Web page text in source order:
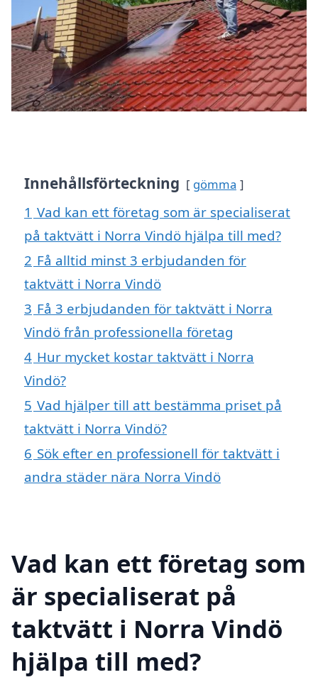
Innehållsförteckning gömma
1 Vad kan ett företag som är specialiserat
på taktvätt i Norra Vindö hjälpa till med?
2 Få alltid minst 3 erbjudanden för
taktvätt i Norra Vindö
3 Få 3 erbjudanden för taktvätt i Norra
Vindö från professionella företag
4 Hur mycket kostar taktvätt i Norra
Vindö?
5 Vad hjälper till att bestämma priset på
taktvätt i Norra Vindö?
6 Sök efter en professionell för taktvätt i
andra städer nära Norra Vindö
Vad kan ett företag som
är specialiserat på
taktvätt i Norra Vindö
hjälpa till med?